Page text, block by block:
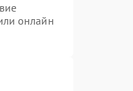
онлайн